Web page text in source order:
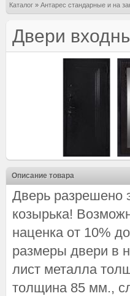
Каталог » Антарес стандарные и на
Двери
Описание товара
Дверь разрешено
козырька!
наценка от 10%
размеры двери в
лист металла
толщина 85 мм.,